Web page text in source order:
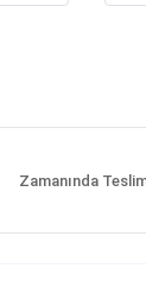
Zamanında